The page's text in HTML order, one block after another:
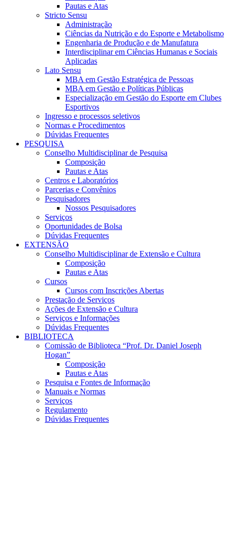
Pautas e Atas
Stricto Sensu
Administração
Ciências da Nutrição e do Esporte e Metabolismo
Engenharia de Produção e de Manufatura
Interdisciplinar em Ciências Humanas e Sociais
Aplicadas
Lato Sensu
MBA em Gestão Estratégica de Pessoas
MBA em Gestão e Políticas Públicas
Especialização em Gestão do Esporte em Clubes
Esportivos
Ingresso e processos seletivos
Normas e Procedimentos
Dúvidas Frequentes
PESQUISA
Conselho Multidisciplinar de Pesquisa
Composição
Pautas e Atas
Centros e Laboratórios
Parcerias e Convênios
Pesquisadores
Nossos Pesquisadores
Serviços
Oportunidades de Bolsa
Dúvidas Frequentes
EXTENSÃO
Conselho Multidisciplinar de Extensão e Cultura
Composição
Pautas e Atas
Cursos
Cursos com Inscrições Abertas
Prestação de Serviços
Ações de Extensão e Cultura
Serviços e Informações
Dúvidas Frequentes
BIBLIOTECA
Comissão de Biblioteca “Prof. Dr. Daniel Joseph
Hogan”
Composição
Pautas e Atas
Pesquisa e Fontes de Informação
Manuais e Normas
Serviços
Regulamento
Dúvidas Frequentes